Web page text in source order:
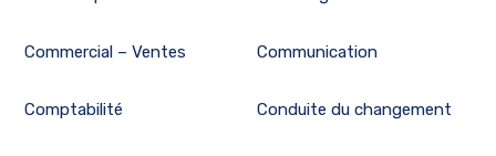
Commercial – Ventes Communication
Comptabilité Conduite du changement